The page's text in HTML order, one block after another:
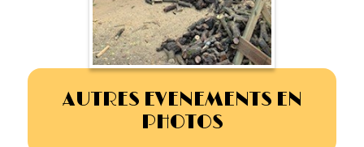
AUTRES EVENEMENTS EN
PHOTOS